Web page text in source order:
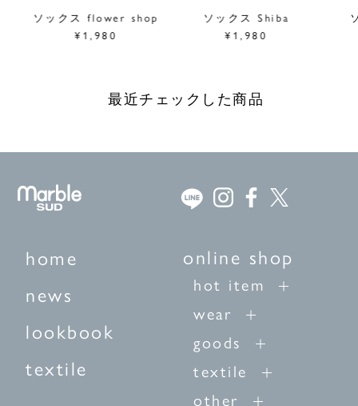
ソックス flower shop
¥1,980
ソックス Shiba
¥1,980
最近チェックした商品
home
news
lookbook
textile
online shop
hot item
wear
goods
textile
other